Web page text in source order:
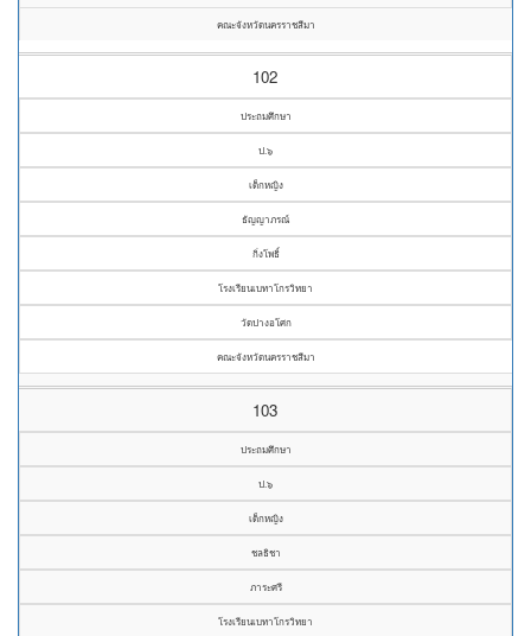
คณะจังหวัดนครราชสีมา
102
ประถมศึกษา
ป.๖
เด็กหญิง
ธัญญาภรณ์
กิ่งโพธิ์
โรงเรียนเบทาโกรวิทยา
วัดปางอโศก
คณะจังหวัดนครราชสีมา
103
ประถมศึกษา
ป.๖
เด็กหญิง
ชลธิชา
ภาระศรี
โรงเรียนเบทาโกรวิทยา